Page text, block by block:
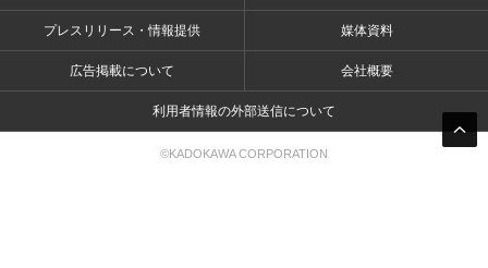
プレスリリース・情報提供 媒体資料
広告掲載について 会社概要
利用者情報の外部送信について
©KADOKAWA CORPORATION